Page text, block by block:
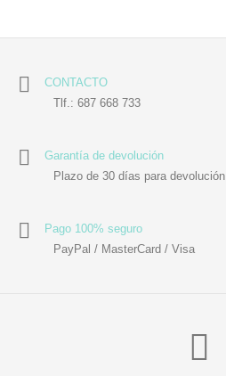
CONTACTO
Tlf.: 687 668 733
Garantía de devolución
Plazo de 30 días para devolución
Pago 100% seguro
PayPal / MasterCard / Visa